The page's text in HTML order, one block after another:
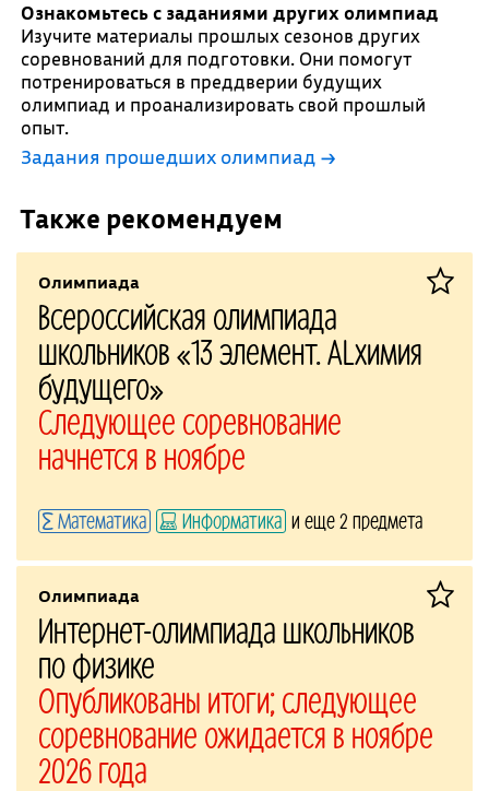
Ознакомьтесь с заданиями других олимпиад
Изучите материалы прошлых сезонов других
соревнований для подготовки. Они помогут
потренироваться в преддверии будущих
олимпиад и проанализировать свой прошлый
опыт.
Задания прошедших олимпиад →
Также рекомендуем
Олимпиада
Всероссийская олимпиада
школьников «13 элемент. ALхимия
будущего»
Следующее соревнование
начнется в ноябре
Математика Информатика и еще 2 предмета
Олимпиада
Интернет-олимпиада школьников
по физике
Опубликованы итоги; следующее
соревнование ожидается в ноябре
2026 года